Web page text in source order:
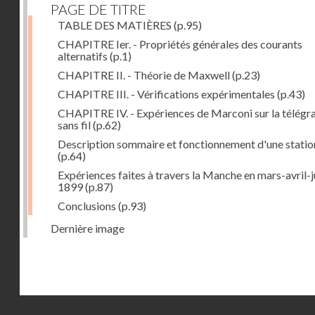
PAGE DE TITRE
TABLE DES MATIÈRES (p.95)
CHAPITRE Ier. - Propriétés générales des courants
alternatifs (p.1)
CHAPITRE II. - Théorie de Maxwell(p.23)
CHAPITRE III. - Vérifications expérimentales (p.43)
CHAPITRE IV. - Expériences de Marconi sur la
sans fil(p.62)
Description sommaire et fonctionnement d'une
(p.64)
Expériences faites à travers la Manche en mars-avril-
1899(p.87)
Conclusions (p.93)
Dernière image